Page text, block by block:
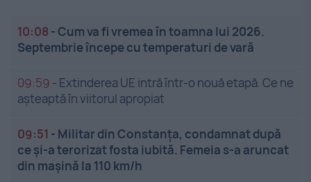
10:08 -Cum va fi vremea în toamna lui 2026.
Septembrie începe cu temperaturi de vară
09:59 - Extinderea UE intră într-o nouă etapă. Ce ne
așteaptă în viitorul apropiat
09:51 - Militar din Constanța, condamnat după
ce și-a terorizat fosta iubită. Femeia s-a aruncat
din mașină la 110 km/h